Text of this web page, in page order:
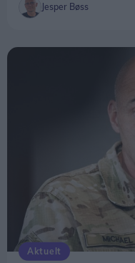
Jesper Bøss
Aktuelt